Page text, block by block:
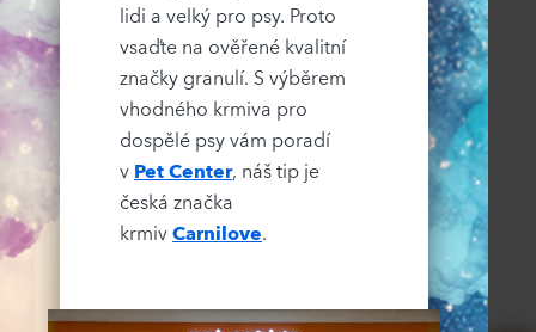
lidi a velký pro psy. Proto
vsaďte na ověřené kvalitní
značky granulí. S výběrem
vhodného krmiva pro
dospělé psy vám poradí
v Pet Center, náš tip je
česká značka
krmivCarnilove.